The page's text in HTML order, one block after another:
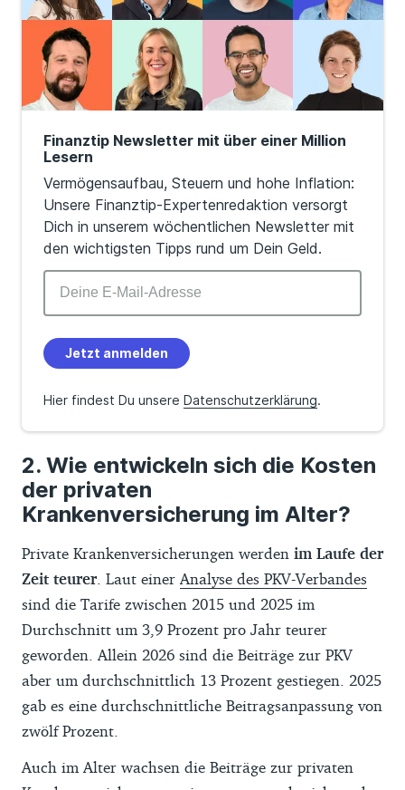
Finanztip Newsletter mit über einer Million
Lesern
Vermögensaufbau, Steuern und hohe Inflation:
Unsere Finanztip-Expertenredaktion versorgt
Dich in unserem wöchentlichen Newsletter mit
den wichtigsten Tipps rund um Dein Geld.
Jetzt anmelden
Hier findest Du unsere Datenschutzerklärung.
Wie entwickeln sich die Kosten
der privaten
Krankenversicherung im Alter?
Private Krankenversicherungen werden im Laufe der
Zeit teurer . Laut einer Analyse des PKV-Verbandes
sind die Tarife zwischen 2015 und 2025 im
Durchschnitt um 3,9 Prozent pro Jahr teurer
geworden. Allein 2026 sind die Beiträge zur PKV
aber um durchschnittlich 13 Prozent gestiegen. 2025
gab es eine durchschnittliche Beitragsanpassung von
zwölf Prozent.
Auch im Alter wachsen die Beiträge zur privaten